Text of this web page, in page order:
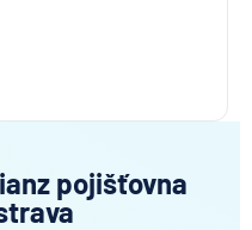
pojišťovna